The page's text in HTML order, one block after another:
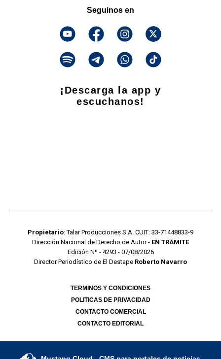
Seguinos en
¡Descarga la app y
escuchanos!
Propietario: Talar Producciones S.A. CUIT: 33-71448833-9
Dirección Nacional de Derecho de Autor - EN TRÁMITE
Edición Nº - 4293 - 07/08/2026
Director Periodístico de El Destape Roberto Navarro
TERMINOS Y CONDICIONES
POLITICAS DE PRIVACIDAD
CONTACTO COMERCIAL
CONTACTO EDITORIAL